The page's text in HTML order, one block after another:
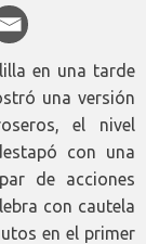
en una tarde
una versión
el nivel
con una
de acciones
con cautela
en el primer